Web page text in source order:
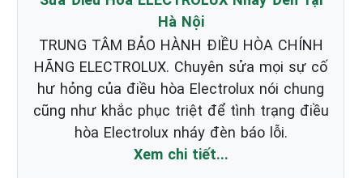
Hà Nội
TRUNG TÂM BẢO HÀNH ĐIỀU HÒA CHÍNH
HÃNG ELECTROLUX. Chuyên sửa mọi sự cố
hư hỏng của điều hòa Electrolux nói chung
cũng như khắc phục triệt để tình trạng điều
hòa Electrolux nháy đèn báo lỗi.
Xem chi tiết...